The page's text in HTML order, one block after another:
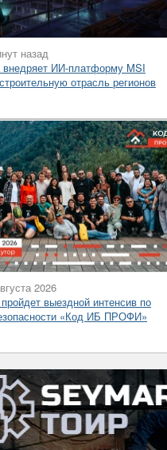
назад
ИИ-платформу MSI
отрасль регионов
2026
выездной интенсив по
«Код ИБ ПРОФИ»